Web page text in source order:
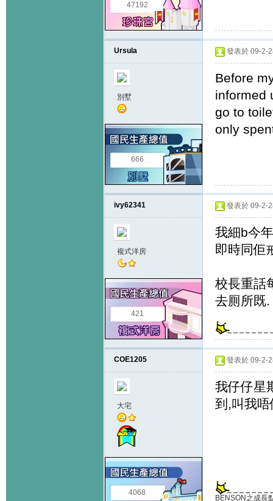
47192
Ursula
別墅
666
發表於 09-2-
Before
informed
go to
only
ivy62341
複式洋房
421
發表於 09-2-
我細b今
即時同佢
校長重話
去厠所既.
COE1205
大宅
4068
發表於 09-2-
我仔仔星
到,叫我
BENSON之成長